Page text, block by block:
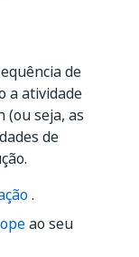
de
a atividade
(ou seja, as
de
.
ao seu